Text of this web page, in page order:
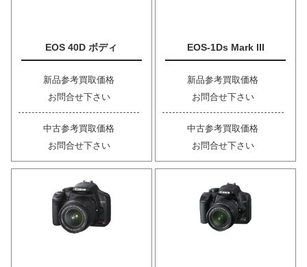
EOS 40D ボディ
新品参考買取価格
お問合せ下さい
中古参考買取価格
お問合せ下さい
EOS-1Ds Mark III
新品参考買取価格
お問合せ下さい
中古参考買取価格
お問合せ下さい